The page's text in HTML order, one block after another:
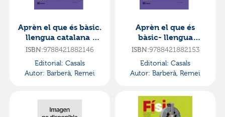
Aprèn el que és bàsic.
llengua catalana i
literatura 2 eso.
codi obert
ISBN:9788421882146
Editorial: Casals
Autor: Barberà, Remei
Aprèn el que és
bàsic- llengua
catalana i literatura 4
lomloe·e.s.o..4ºcurso·
codi obert
ISBN:9788421882153
Editorial: Casals
Autor: Barberà, Remei